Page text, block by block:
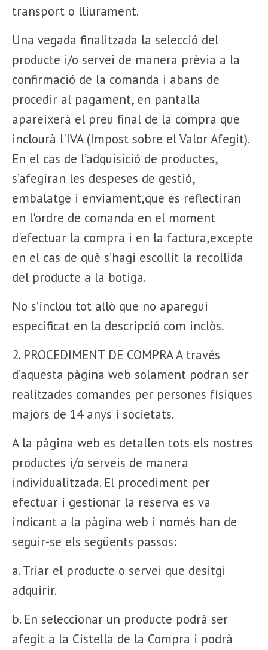
transport o lliurament.
Una vegada finalitzada la selecció del
producte i/o servei de manera prèvia a la
confirmació de la comanda i abans de
procedir al pagament, en pantalla
apareixerà el preu final de la compra que
inclourà l'IVA (Impost sobre el Valor Afegit).
En el cas de l’adquisició de productes,
s’afegiran les despeses de gestió,
embalatge i enviament,que es reflectiran
en l'ordre de comanda en el moment
d'efectuar la compra i en la factura,excepte
en el cas de què s’hagi escollit la recollida
del producte a la botiga.
No s’inclou tot allò que no aparegui
especificat en la descripció com inclòs.
2. PROCEDIMENT DE COMPRA A través
d’aquesta pàgina web solament podran ser
realitzades comandes per persones físiques
majors de 14 anys i societats.
A la pàgina web es detallen tots els nostres
productes i/o serveis de manera
individualitzada. El procediment per
efectuar i gestionar la reserva es va
indicant a la pàgina web i només han de
seguir-se els següents passos:
a. Triar el producte o servei que desitgi
adquirir.
b. En seleccionar un producte podrà ser
afegit a la Cistella de la Compra i podrà